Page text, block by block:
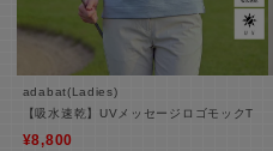
adabat(Ladies)
【吸水速乾】UVメッセージロゴモックT
¥8,800